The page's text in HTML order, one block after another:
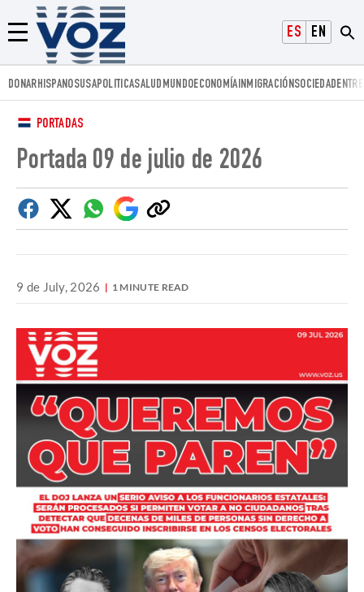
ESPAÑOLENGLISH
Menú
Voz.us
DONARHISPANOSUSAPOLITICASALUD MUNDOECONOMÍAINMIGRACIÓNSOCIEDAD
PORTADAS
Portada 09 de julio de 2026
FacebookTwitterWhatsapp
Google
Discover
Copiar
enlace
9 de July, 2026 1 MINUTE READ